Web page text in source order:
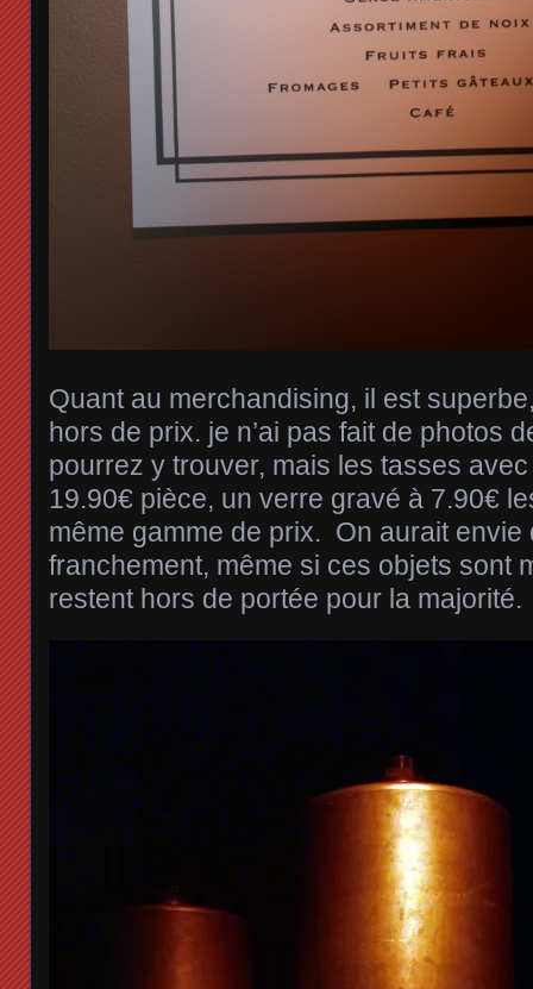
Quant au merchandising, il est
hors de prix. je n’ai pas fait de photos
pourrez y trouver, mais les tasses
19.90€ pièce, un verre gravé à 7.90€
même gamme de prix. On aurait envie
franchement, même si ces objets sont
restent hors de portée pour la majorité.